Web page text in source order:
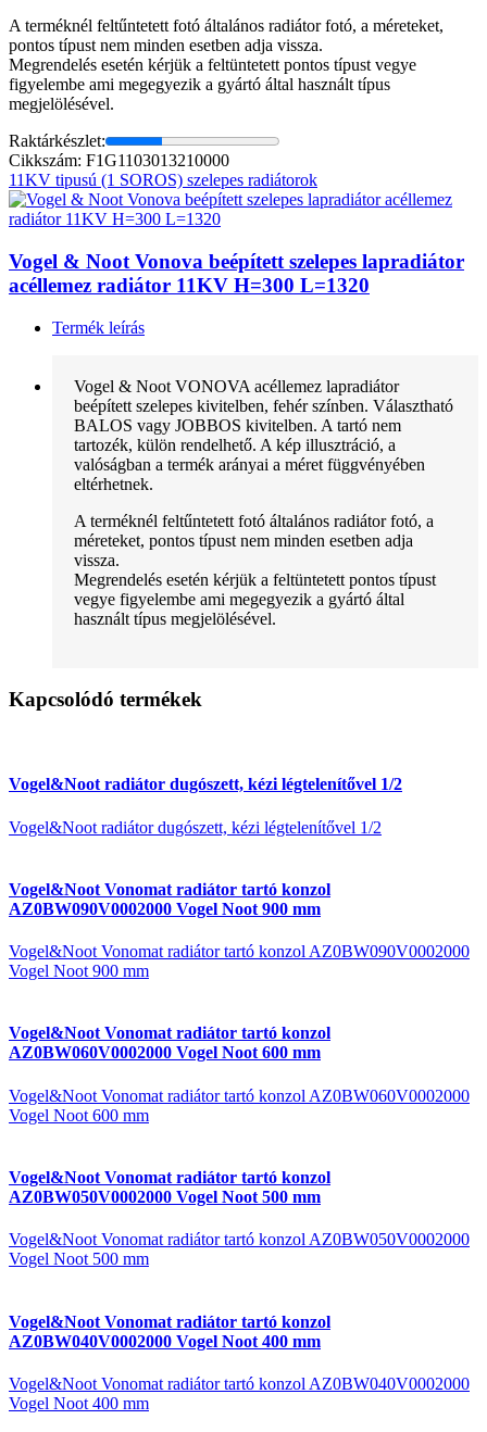
A terméknél feltűntetett fotó általános radiátor fotó, a méreteket,
pontos típust nem minden esetben adja vissza.
Megrendelés esetén kérjük a feltüntetett pontos típust vegye
figyelembe ami megegyezik a gyártó által használt típus
megjelölésével.
Raktárkészlet:
Cikkszám: F1G1103013210000
11KV tipusú (1 SOROS) szelepes radiátorok
Vogel & Noot Vonova beépített szelepes lapradiátor
acéllemez radiátor 11KV H=300 L=1320
Termék leírás
Vogel & Noot VONOVA acéllemez lapradiátor
beépített szelepes kivitelben, fehér színben. Választható
BALOS vagy JOBBOS kivitelben. A tartó nem
tartozék, külön rendelhető. A kép illusztráció, a
valóságban a termék arányai a méret függvényében
eltérhetnek.
A terméknél feltűntetett fotó általános radiátor fotó, a
méreteket, pontos típust nem minden esetben adja
vissza.
Megrendelés esetén kérjük a feltüntetett pontos típust
vegye figyelembe ami megegyezik a gyártó által
használt típus megjelölésével.
Kapcsolódó termékek
Vogel&Noot radiátor dugószett, kézi légtelenítővel 1/2
Vogel&Noot radiátor dugószett, kézi légtelenítővel 1/2
Vogel&Noot Vonomat radiátor tartó konzol
AZ0BW090V0002000 Vogel Noot 900 mm
Vogel&Noot Vonomat radiátor tartó konzol AZ0BW090V0002000
Vogel Noot 900 mm
Vogel&Noot Vonomat radiátor tartó konzol
AZ0BW060V0002000 Vogel Noot 600 mm
Vogel&Noot Vonomat radiátor tartó konzol AZ0BW060V0002000
Vogel Noot 600 mm
Vogel&Noot Vonomat radiátor tartó konzol
AZ0BW050V0002000 Vogel Noot 500 mm
Vogel&Noot Vonomat radiátor tartó konzol AZ0BW050V0002000
Vogel Noot 500 mm
Vogel&Noot Vonomat radiátor tartó konzol
AZ0BW040V0002000 Vogel Noot 400 mm
Vogel&Noot Vonomat radiátor tartó konzol AZ0BW040V0002000
Vogel Noot 400 mm